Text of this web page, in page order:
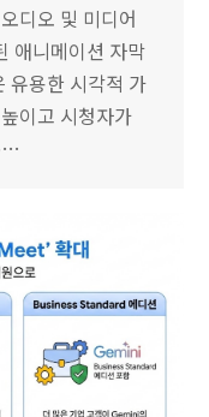
디오 및 미디어
애니메이션 자막
유용한 시각적 가
이고 시청자가
…